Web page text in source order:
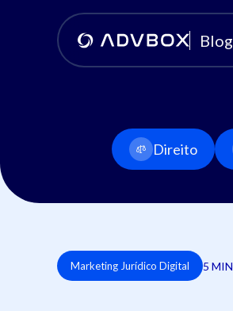
Blog
Direito
Marketing Jurídico Digital 5 MIN